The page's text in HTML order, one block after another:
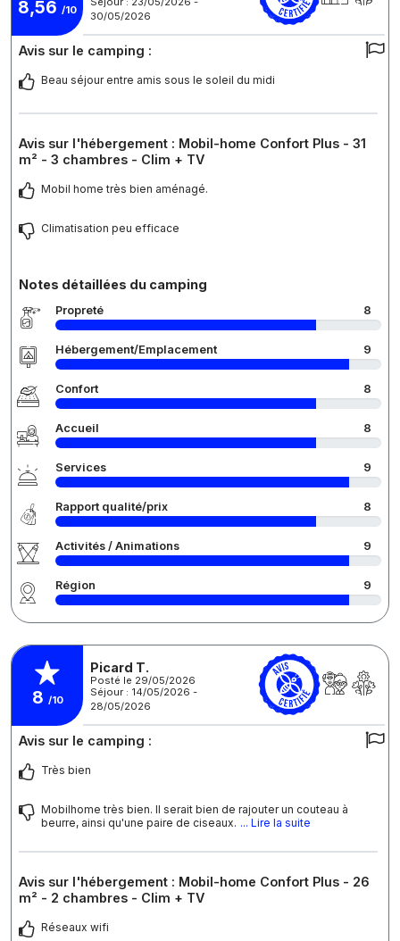
8,56 /10
30/05/2026
Avis sur le camping :
Beau séjour entre amis sous le soleil du midi
Avis sur l'hébergement : Mobil-home Confort Plus - 31
m² - 3 chambres - Clim + TV
Mobil home très bien aménagé.
Climatisation peu efficace
Notes détaillées du camping
Propreté 8
Hébergement/Emplacement 9
Confort 8
Accueil 8
Services 9
Rapport qualité/prix 8
Activités / Animations 9
Région 9
8 /10
Picard T.
Posté le 29/05/2026
Séjour : 14/05/2026 -
28/05/2026
Avis sur le camping :
Très bien
Mobilhome très bien. Il serait bien de rajouter un couteau à
beurre, ainsi qu'une paire de ciseaux. ... Lire la suite
Avis sur l'hébergement : Mobil-home Confort Plus - 26
m² - 2 chambres - Clim + TV
Réseaux wifi